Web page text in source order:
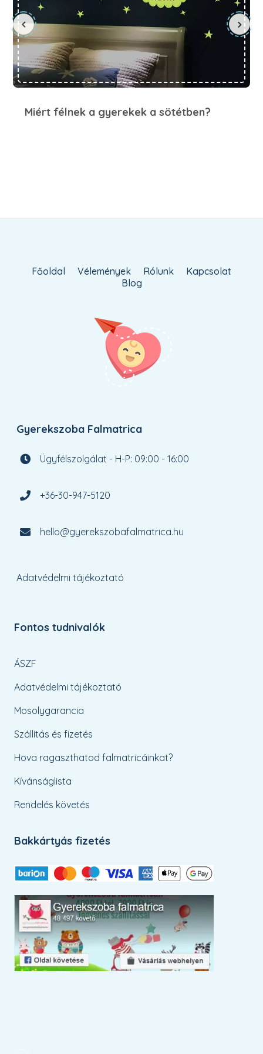
Miért félnek a gyerekek a sötétben?
Főoldal Vélemények Rólunk
Kapcsolat
Blog
Gyerekszoba Falmatrica
Ügyfélszolgálat - H-P: 09:00 - 16:00
+36-30-947-5120
hello@gyerekszobafalmatrica.hu
Adatvédelmi tájékoztató
Fontos tudnivalók
ÁSZF
Adatvédelmi tájékoztató
Mosolygarancia
Szállítás és fizetés
Hova ragaszthatod falmatricáinkat?
Kívánságlista
Rendelés követés
Bakkártyás fizetés